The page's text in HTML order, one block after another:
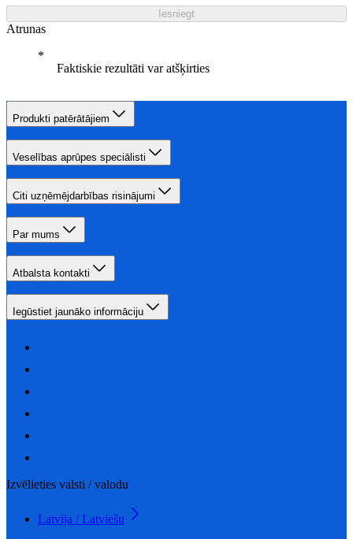
Iesniegt
Atrunas
Faktiskie rezultāti var atšķirties
Produkti patērātājiem
Veselības aprūpes speciālisti
Citi uzņēmējdarbības risinājumi
Par mums
Atbalsta kontakti
Iegūstiet jaunāko informāciju
Izvēlieties valsti / valodu
Latvija / Latviešu